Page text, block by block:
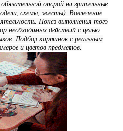
опорой на зрительные
схемы, жесты). Вовлечение
Показ выполнения того
необходимых действий с целью
Подбор картинок с реальным
и цветов предметов.